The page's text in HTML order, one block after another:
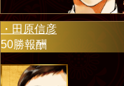
・田原信彦
50勝報酬